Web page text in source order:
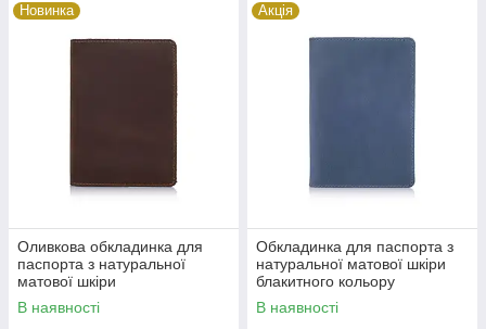
Новинка
Оливкова обкладинка для
паспорта з натуральної
матової шкіри
В наявності
Акція
Обкладинка для паспорта з
натуральної матової шкіри
блакитного кольору
В наявності